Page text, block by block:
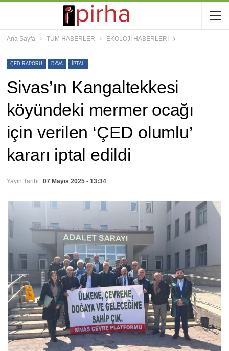
Ana Sayfa TÜM HABERLER EKOLOJİ HABERLERİ
ÇED RAPORU DAVA IPTAL
Sivas’ın Kangaltekkesi
köyündeki mermer ocağı
için verilen ‘ÇED olumlu’
kararı iptal edildi
Yayın Tarihi: 07 Mayıs 2025 - 13:34